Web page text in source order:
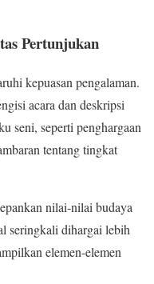
Pertunjukan
kepuasan pengalaman.
acara dan deskripsi
seni, seperti penghargaan
tentang tingkat
nilai-nilai budaya
seringkali dihargai lebih
elemen-elemen